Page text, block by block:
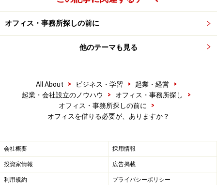
インターネットで集客しているので立地を生かしての集
自宅が主要メーカーと離れていないので支障はありませ
ん。
宅で
支障はありません。新たな従業員が入る時に再考しま
す。
オフィス・事務所探しの前に
他のテーマも見る
All About > ビジネス・学習 > 起業・経営
>
起業・会社設立のノウハウ
> オフィス・事務所探し
>
オフィス・事務所探しの前に
>
オフィスを借りる必要が、ありますか？
会社概要 採用情報
投資家情報 広告掲載
利用規約 プライバシーポリシー